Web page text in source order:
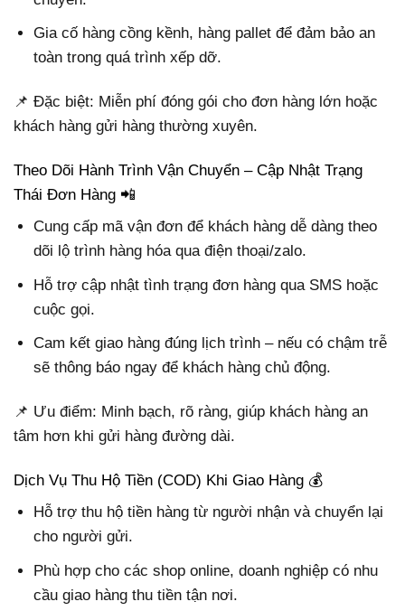
Gia cố hàng cồng kềnh, hàng pallet để đảm bảo an
toàn trong quá trình xếp dỡ.
📌 Đặc biệt: Miễn phí đóng gói cho đơn hàng lớn hoặc
khách hàng gửi hàng thường xuyên.
Theo Dõi Hành Trình Vận Chuyển – Cập Nhật Trạng
Thái Đơn Hàng 📲
Cung cấp mã vận đơn để khách hàng dễ dàng theo
dõi lộ trình hàng hóa qua điện thoại/zalo.
Hỗ trợ cập nhật tình trạng đơn hàng qua SMS hoặc
cuộc gọi.
Cam kết giao hàng đúng lịch trình – nếu có chậm trễ
sẽ thông báo ngay để khách hàng chủ động.
📌 Ưu điểm: Minh bạch, rõ ràng, giúp khách hàng an
tâm hơn khi gửi hàng đường dài.
Dịch Vụ Thu Hộ Tiền (COD) Khi Giao Hàng 💰
Hỗ trợ thu hộ tiền hàng từ người nhận và chuyển lại
cho người gửi.
Phù hợp cho các shop online, doanh nghiệp có nhu
cầu giao hàng thu tiền tận nơi.